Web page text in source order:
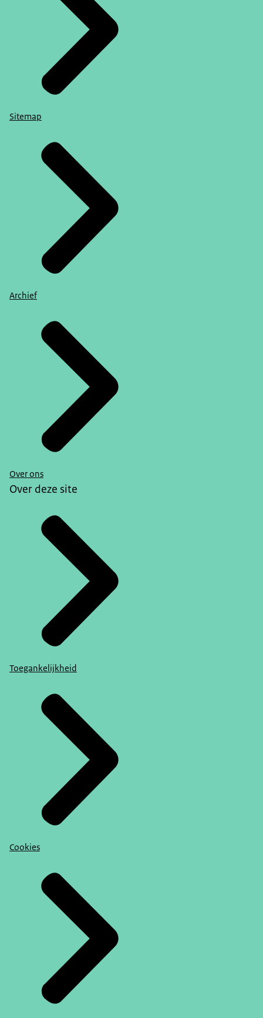
Sitemap
Archief
Over ons
Over deze site
Toegankelijkheid
Cookies